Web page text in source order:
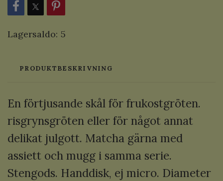
Lagersaldo: 5
PRODUKTBESKRIVNING
En förtjusande skål för frukostgröten.
risgrynsgröten eller för något annat
delikat julgott. Matcha gärna med
assiett och mugg i samma serie.
Stengods. Handdisk, ej micro. Diameter